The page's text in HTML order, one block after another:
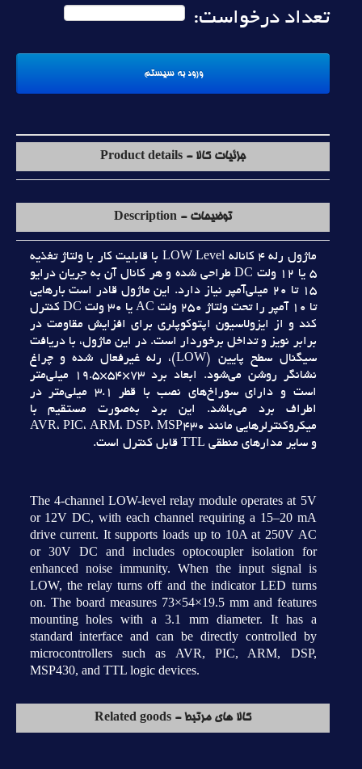
تعداد درخواست:
جزئیات کالا - Product details
توضیحات - Description
ماژول رله 4 کاناله LOW Level با قابليت کار با ولتاژ تغذيه
5 يا 12 ولت DC طراحي شده و هر کانال آن به جريان درايو
15 تا 20 ميلي‌آمپر نياز دارد. اين ماژول قادر است بارهايي
تا 10 آمپر را تحت ولتاژ 250 ولت AC يا 30 ولت DC کنترل
کند و از ايزولاسيون اپتوکوپلري براي افزايش مقاومت در
برابر نويز و تداخل برخوردار است. در اين ماژول، با دريافت
سيگنال سطح پايين (LOW)، رله غيرفعال شده و چراغ
نشانگر روشن مي‌شود. ابعاد برد 73×54×19.5 ميلي‌متر
است و داراي سوراخ‌هاي نصب با قطر 3.1 ميلي‌متر در
اطراف برد مي‌باشد. اين برد به‌صورت مستقيم با
ميکروکنترلرهايي مانند AVR، PIC، ARM، DSP، MSP430
و ساير مدارهاي منطقي TTL قابل کنترل است.
The 4-channel LOW-level relay module operates at 5V
or 12V DC, with each channel requiring a 15–20 mA
drive current. It supports loads up to 10A at 250V AC
or 30V DC and includes optocoupler isolation for
enhanced noise immunity. When the input signal is
LOW, the relay turns off and the indicator LED turns
on. The board measures 73×54×19.5 mm and features
mounting holes with a 3.1 mm diameter. It has a
standard interface and can be directly controlled by
microcontrollers such as AVR, PIC, ARM, DSP,
MSP430, and TTL logic devices.
کالا های مرتبط - Related goods